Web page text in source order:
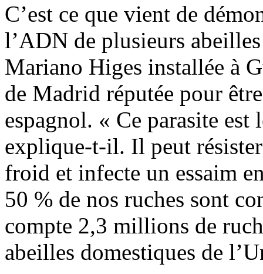
C’est ce que vient de
l’ADN de plusieurs
Mariano Higes installée à
de Madrid réputée pour
espagnol. « Ce parasite
explique-t-il. Il peut
froid et infecte un essaim
50 % de nos ruches sont
compte 2,3 millions de
abeilles domestiques de